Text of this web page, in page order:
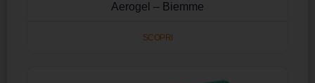
Aerogel – Biemme
SCOPRI